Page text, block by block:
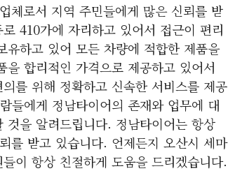
체로서 지역 주민들에게 많은 신뢰를 받
410가에 자리하고 있어서 접근이 편리
하고 있어 모든 차량에 적합한 제품을
합리적인 가격으로 제공하고 있어서
를 위해 정확하고 신속한 서비스를 제공
들에게 정남타이어의 존재와 업무에 대
을 알려드립니다. 정남타이어는 항상
를 받고 있습니다. 언제든지 오산시 세마
이 항상 친절하게 도움을 드리겠습니다.